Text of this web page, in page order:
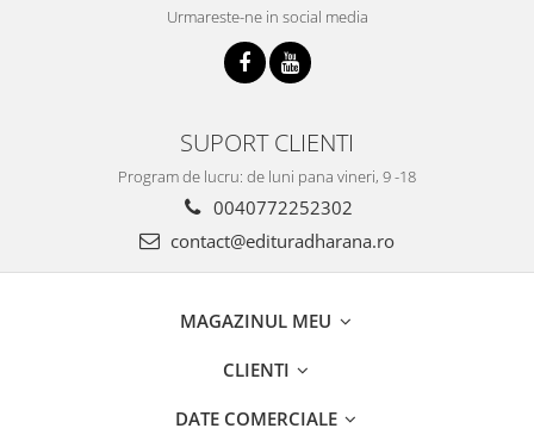
Urmareste-ne in social media
SUPORT CLIENTI
Program de lucru: de luni pana vineri, 9 -18
0040772252302
contact@edituradharana.ro
MAGAZINUL MEU
CLIENTI
DATE COMERCIALE